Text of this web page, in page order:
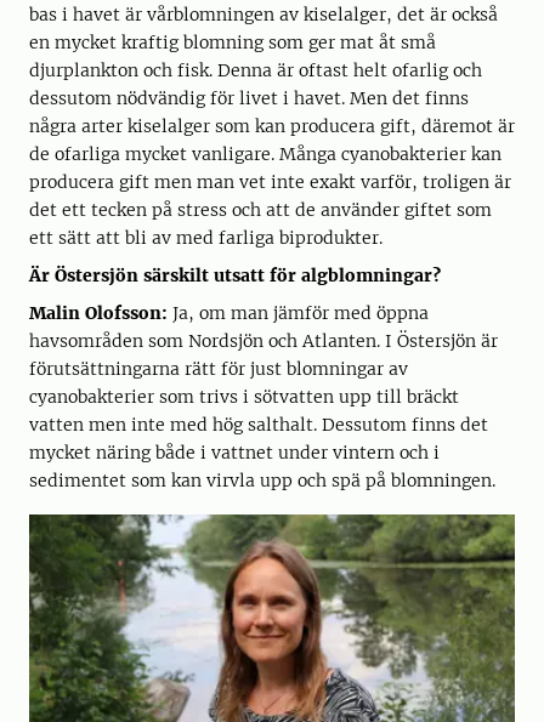
bas i havet är vårblomningen av kiselalger, det är också
en mycket kraftig blomning som ger mat åt små
djurplankton och fisk. Denna är oftast helt ofarlig och
dessutom nödvändig för livet i havet. Men det finns
några arter kiselalger som kan producera gift, däremot är
de ofarliga mycket vanligare. Många cyanobakterier kan
producera gift men man vet inte exakt varför, troligen är
det ett tecken på stress och att de använder giftet som
ett sätt att bli av med farliga biprodukter.
Är Östersjön särskilt utsatt för algblomningar?
Malin Olofsson: Ja, om man jämför med öppna
havsområden som Nordsjön och Atlanten. I Östersjön är
förutsättningarna rätt för just blomningar av
cyanobakterier som trivs i sötvatten upp till bräckt
vatten men inte med hög salthalt. Dessutom finns det
mycket näring både i vattnet under vintern och i
sedimentet som kan virvla upp och spä på blomningen.